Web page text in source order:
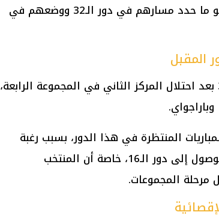
اكتفى الفراعنة بالمركز الثاني، وهو ما حدد مسارهم في دور الـ32 ووضعهم في
المقبل
تأهل منتخب أستراليا إلى دور الـ32 بعد احتلال المركز الثاني في المجموعة الرابعة،
المنتظرة في هذا الدور، بسبب رغبة
المنتخبين في مواصلة المشوار والوصول إلى دور الـ16، خاصة أن المنتخب
مرحلة المجموعات.